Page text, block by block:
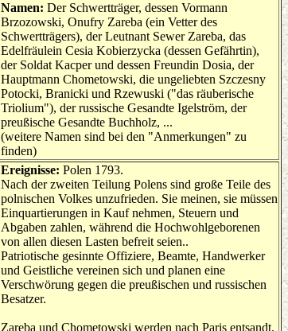
Namen: Der Schwertträger, dessen Vormann
Brzozowski, Onufry Zareba (ein Vetter des
Schwertträgers), der Leutnant Sewer Zareba, das
Edelfräulein Cesia Kobierzycka (dessen Gefährtin),
der Soldat Kacper und dessen Freundin Dosia, der
Hauptmann Chometowski, die ungeliebten Szczesny
Potocki, Branicki und Rzewuski ("das räuberische
Triolium"), der russische Gesandte Igelström, der
preußische Gesandte Buchholz, ...
(weitere Namen sind bei den "Anmerkungen" zu
finden)
Ereignisse: Polen 1793.
Nach der zweiten Teilung Polens sind große Teile des
polnischen Volkes unzufrieden. Sie meinen, sie müssen
Einquartierungen in Kauf nehmen, Steuern und
Abgaben zahlen, während die Hochwohlgeborenen
von allen diesen Lasten befreit seien..
Patriotische gesinnte Offiziere, Beamte, Handwerker
und Geistliche vereinen sich und planen eine
Verschwörung gegen die preußischen und russischen
Besatzer.
Zareba und Chometowski werden nach Paris entsandt.